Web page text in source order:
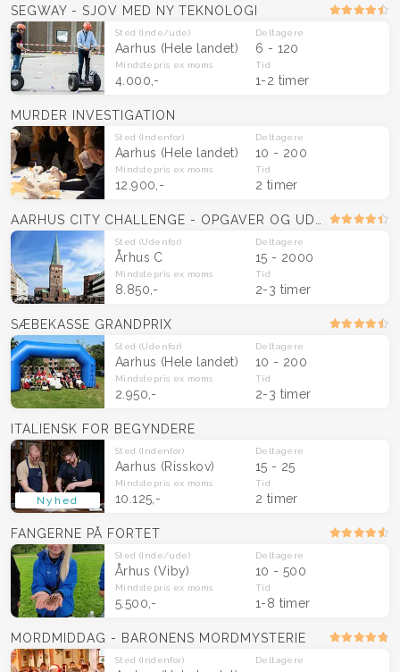
SEGWAY - SJOV MED NY TEKNOLOGI
Sted (Inde/ude)
Aarhus (Hele landet)
Deltagere
6 - 120
Mindstepris ex moms
4.000,-
Tid
1-2 timer
MURDER INVESTIGATION
Sted (Indenfor)
Aarhus (Hele landet)
Deltagere
10 - 200
Mindstepris ex moms
12.900,-
Tid
2 timer
Sted (Udenfor)
Århus C
Deltagere
15 - 2000
Mindstepris ex moms
8.850,-
Tid
2-3 timer
SÆBEKASSE GRANDPRIX
Sted (Udenfor)
Aarhus (Hele landet)
Deltagere
10 - 200
Mindstepris ex moms
2.950,-
Tid
2-3 timer
Nyhed
ITALIENSK FOR BEGYNDERE
Sted (Indenfor)
Aarhus (Risskov)
Deltagere
15 - 25
Mindstepris ex moms
10.125,-
Tid
2 timer
FANGERNE PÅ FORTET
Sted (Inde/ude)
Århus (Viby)
Deltagere
10 - 500
Mindstepris ex moms
5.500,-
Tid
1-8 timer
MORDMIDDAG - BARONENS MORDMYSTERIE
Sted (Indenfor) Deltagere